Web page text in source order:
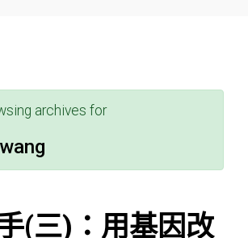
archives for
(三)：用基因改